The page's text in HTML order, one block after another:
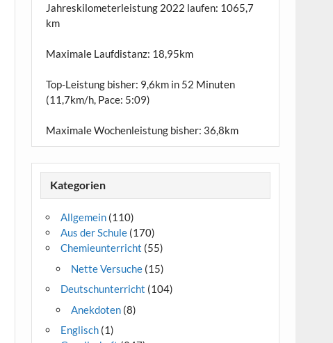
Jahreskilometerleistung 2022 laufen: 1065,7
km
Maximale Laufdistanz: 18,95km
Top-Leistung bisher: 9,6km in 52 Minuten
(11,7km/h, Pace: 5:09)
Maximale Wochenleistung bisher: 36,8km
Kategorien
Allgemein (110)
Aus der Schule (170)
Chemieunterricht (55)
Nette Versuche (15)
Deutschunterricht (104)
Anekdoten (8)
Englisch (1)